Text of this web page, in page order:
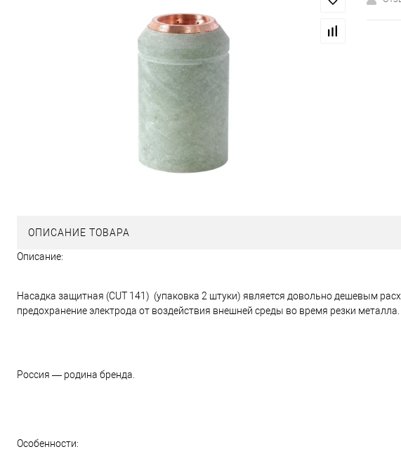
ОПИСАНИЕ ТОВАРА
Описание:
Насадка защитная (CUT 141) (упаковка 2 штуки) является довольно дешевым
предохранение электрода от воздействия внешней среды во время резки металла.
Россия — родина бренда.
Особенности: